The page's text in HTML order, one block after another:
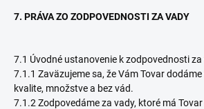
7. PRÁVA ZO ZODPOVEDNOSTI ZA VADY
7.1 Úvodné ustanovenie k zodpovednosti za
7.1.1 Zaväzujeme sa, že Vám Tovar
kvalite, množstve a bez vád.
7.1.2 Zodpovedáme za vady, ktoré má